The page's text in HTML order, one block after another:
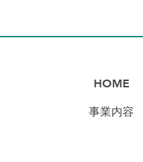
HOME
事業内容